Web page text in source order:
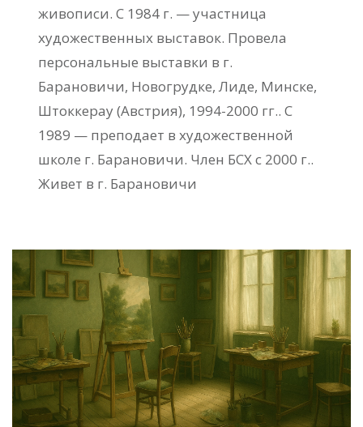
живописи. С 1984 г. — участница
художественных выставок. Провела
персональные выставки в г.
Барановичи, Новогрудке, Лиде, Минске,
Штоккерау (Австрия), 1994-2000 гг.. С
1989 — преподает в художественной
школе г. Барановичи. Член БСХ с 2000 г..
Живет в г. Барановичи